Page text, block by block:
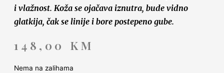
i vlažnost. Koža se ojačava iznutra, bude vidno
glatkija, čak se linije i bore postepeno gube.
148,00 KM
Nema na zalihama